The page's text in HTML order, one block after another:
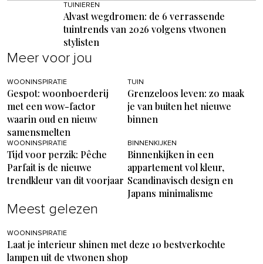
TUINIEREN
Alvast wegdromen: de 6 verrassende
tuintrends van 2026 volgens vtwonen
stylisten
Meer voor jou
WOONINSPIRATIE
Gespot: woonboerderij
met een wow-factor
waarin oud en nieuw
samensmelten
TUIN
Grenzeloos leven: zo maak
je van buiten het nieuwe
binnen
WOONINSPIRATIE
Tijd voor perzik: Pêche
Parfait is de nieuwe
trendkleur van dit voorjaar
BINNENKIJKEN
Binnenkijken in een
appartement vol kleur,
Scandinavisch design en
Japans minimalisme
Meest gelezen
WOONINSPIRATIE
Laat je interieur shinen met deze 10 bestverkochte
lampen uit de vtwonen shop